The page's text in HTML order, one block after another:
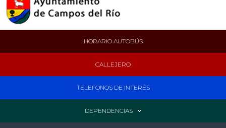
HORARIO AUTOBÚS
CALLEJERO
TELÉFONOS DE INTERÉS
DEPENDENCIAS